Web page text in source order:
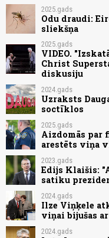
2025.gads
Odu draudi:
sliekšņa
2025.gads
VIDEO.
Christ
diskusiju
2024.gads
Uzraksts
soctīklos
2025.gads
Aizdomās par
arestēts viņa
2023.gads
Edijs Klaišis:
satiku
2024.gads
Ilze Viņķele
viņai bijušas
2024.gads